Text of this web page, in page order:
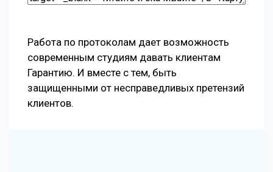
Работа по протоколам дает возможность
современным студиям давать клиентам
Гарантию. И вместе с тем, быть
защищенными от несправедливых претензий
клиентов.